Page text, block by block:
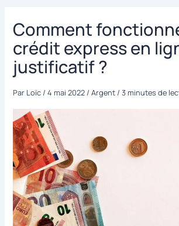
Comment
crédit express en
justificatif ?
Par Loïc /4 mai 2022 /Argent /3 minutes de